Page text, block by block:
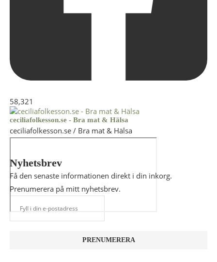
58,321
ceciliafolkesson.se - Bra mat & Hälsa
ceciliafolkesson.se / Bra mat & Hälsa
Nyhetsbrev
Få den senaste informationen direkt i din inkorg.
Prenumerera på mitt nyhetsbrev.